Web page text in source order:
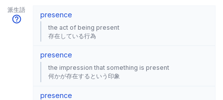
派生語
presence
the act of being present
存在している行為
presence
the impression that something is present
何かが存在するという印象
presence